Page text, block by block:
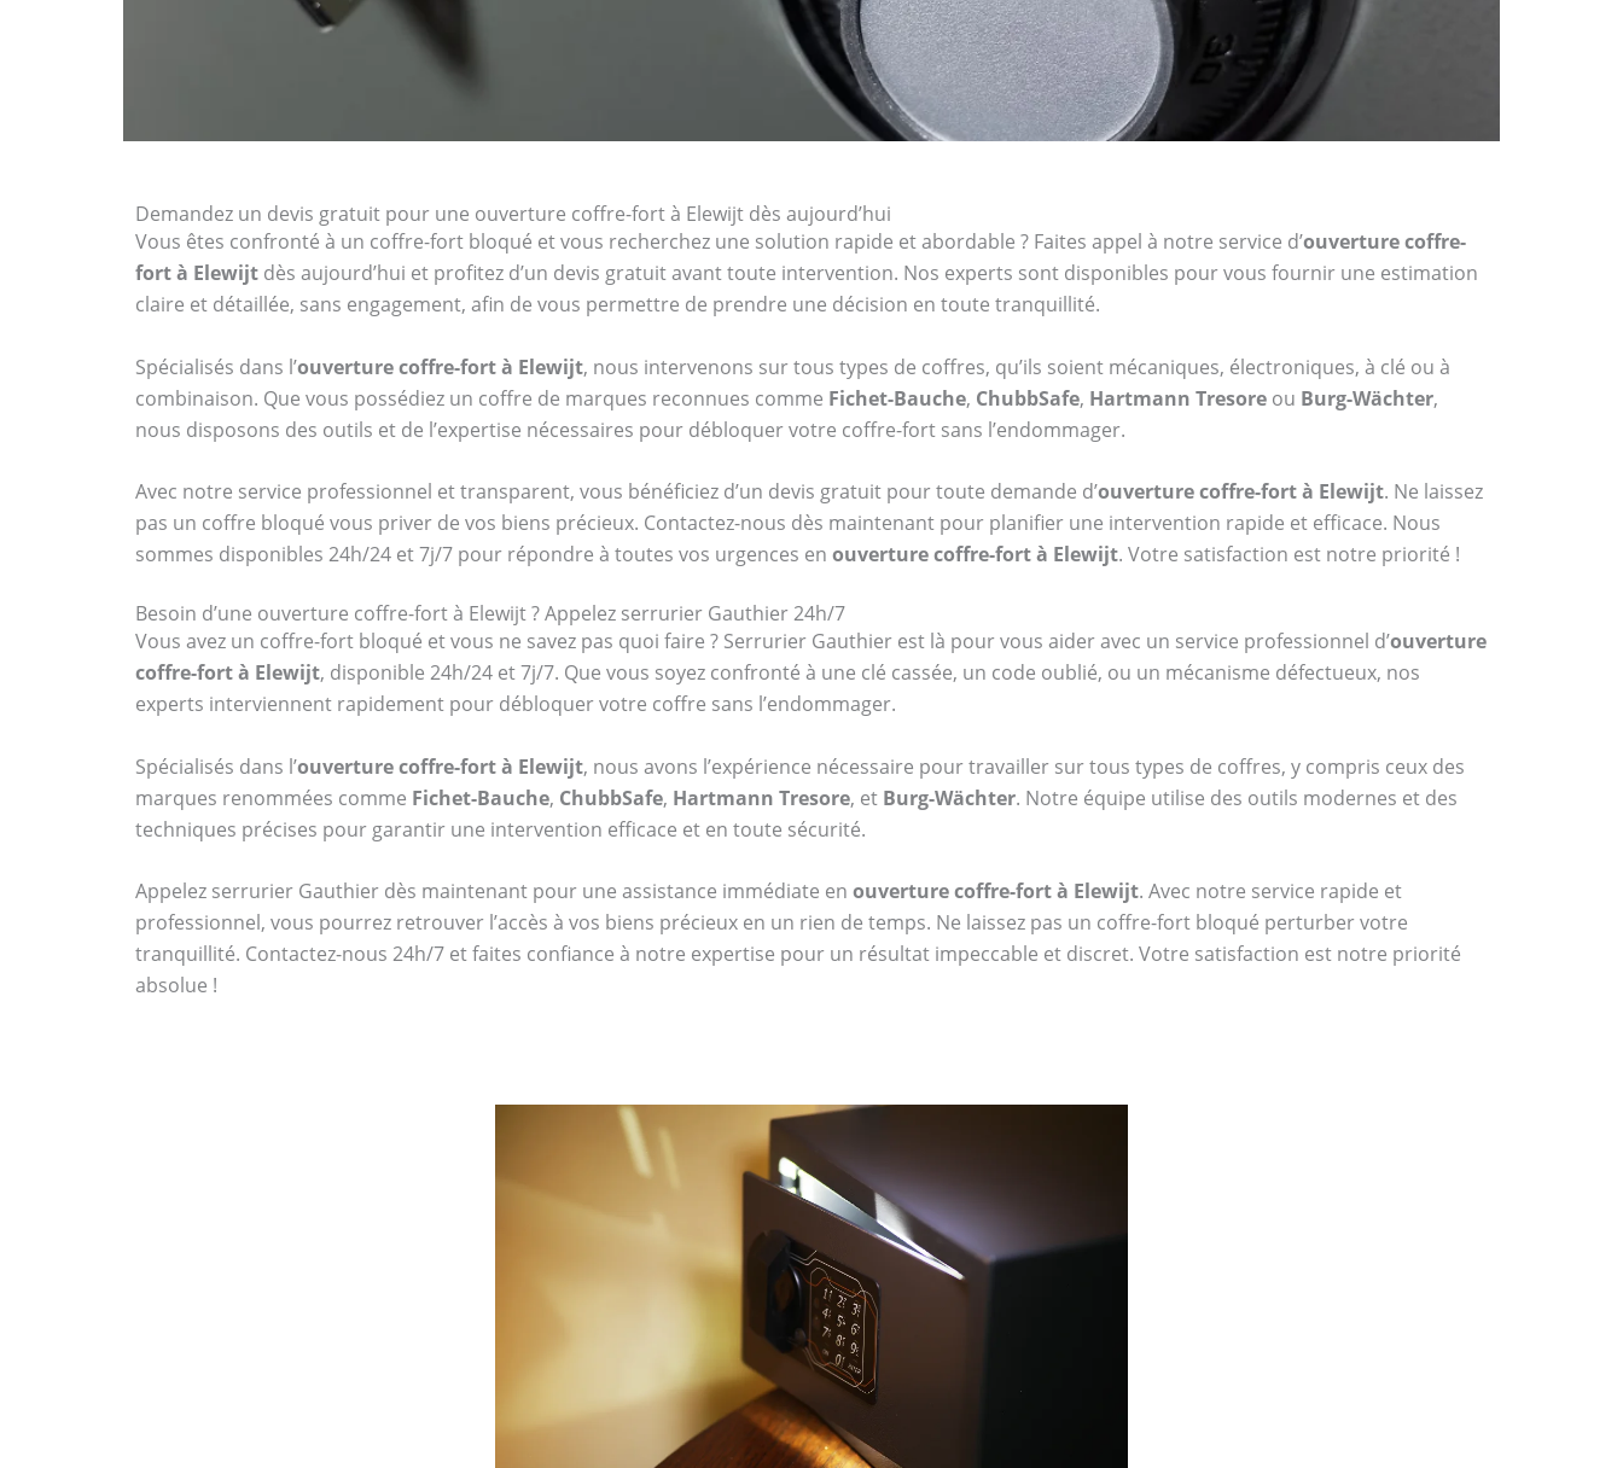
Demandez un devis gratuit pour une ouverture coffre-fort à Elewijt dès aujourd’hui
Vous êtes confronté à un coffre-fort bloqué et vous recherchez une solution rapide et abordable ? Faites appel à notre service d’ouverture coffre-
fort à Elewijt dès aujourd’hui et profitez d’un devis gratuit avant toute intervention. Nos experts sont disponibles pour vous fournir une estimation
claire et détaillée, sans engagement, afin de vous permettre de prendre une décision en toute tranquillité.
Spécialisés dans l’ouverture coffre-fort à Elewijt, nous intervenons sur tous types de coffres, qu’ils soient mécaniques, électroniques, à clé ou à
combinaison. Que vous possédiez un coffre de marques reconnues comme Fichet-Bauche, ChubbSafe, Hartmann Tresore ou Burg-Wächter,
nous disposons des outils et de l’expertise nécessaires pour débloquer votre coffre-fort sans l’endommager.
Avec notre service professionnel et transparent, vous bénéficiez d’un devis gratuit pour toute demande d’ouverture coffre-fort à Elewijt. Ne laissez
pas un coffre bloqué vous priver de vos biens précieux. Contactez-nous dès maintenant pour planifier une intervention rapide et efficace. Nous
sommes disponibles 24h/24 et 7j/7 pour répondre à toutes vos urgences en ouverture coffre-fort à Elewijt. Votre satisfaction est notre priorité !
Besoin d’une ouverture coffre-fort à Elewijt ? Appelez serrurier Gauthier 24h/7
Vous avez un coffre-fort bloqué et vous ne savez pas quoi faire ? Serrurier Gauthier est là pour vous aider avec un service professionnel d’ouverture
coffre-fort à Elewijt, disponible 24h/24 et 7j/7. Que vous soyez confronté à une clé cassée, un code oublié, ou un mécanisme défectueux, nos
experts interviennent rapidement pour débloquer votre coffre sans l’endommager.
Spécialisés dans l’ouverture coffre-fort à Elewijt, nous avons l’expérience nécessaire pour travailler sur tous types de coffres, y compris ceux des
marques renommées comme Fichet-Bauche, ChubbSafe, Hartmann Tresore, et Burg-Wächter. Notre équipe utilise des outils modernes et des
techniques précises pour garantir une intervention efficace et en toute sécurité.
Appelez serrurier Gauthier dès maintenant pour une assistance immédiate en ouverture coffre-fort à Elewijt. Avec notre service rapide et
professionnel, vous pourrez retrouver l’accès à vos biens précieux en un rien de temps. Ne laissez pas un coffre-fort bloqué perturber votre
tranquillité. Contactez-nous 24h/7 et faites confiance à notre expertise pour un résultat impeccable et discret. Votre satisfaction est notre priorité
absolue !